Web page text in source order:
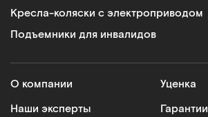
Кресла-коляски с электроприводом
Подъемники для инвалидов
О компании
Наши эксперты
Уценка
Гарантии